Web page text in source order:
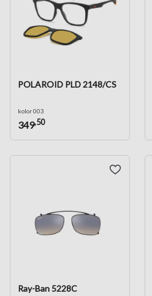
POLAROID PLD 2148/CS
kolor 003
349,50
Ray-Ban 5228C